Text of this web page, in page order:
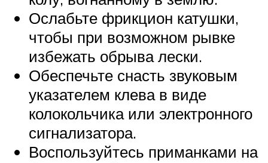
Ослабьте фрикцион катушки,
чтобы при возможном рывке
избежать обрыва лески.
Обеспечьте снасть звуковым
указателем клева в виде
колокольчика или электронного
сигнализатора.
Воспользуйтесь приманками на